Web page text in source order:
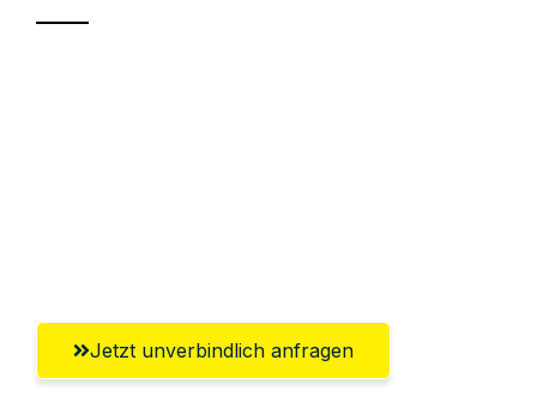
Jetzt unverbindlich anfragen